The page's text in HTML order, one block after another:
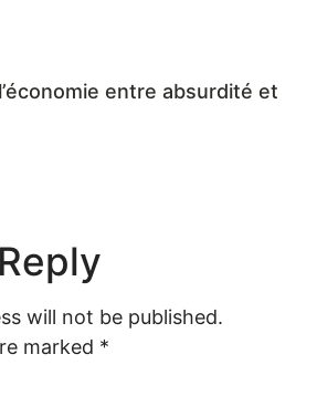
entre absurdité et
will not be published.
marked *